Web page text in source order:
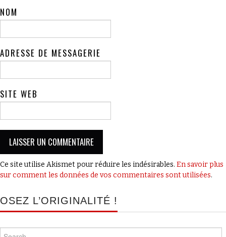
NOM
ADRESSE DE MESSAGERIE
SITE WEB
Ce site utilise Akismet pour réduire les indésirables. En savoir plus
sur comment les données de vos commentaires sont utilisées.
OSEZ L’ORIGINALITÉ !
Search for: